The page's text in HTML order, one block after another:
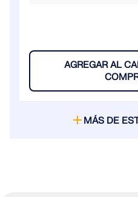
AGREGAR AL
MÁS DE